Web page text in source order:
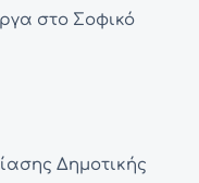
στο Σοφικό
Δημοτικής